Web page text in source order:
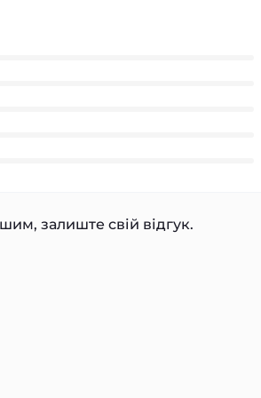
залиште свій відгук.